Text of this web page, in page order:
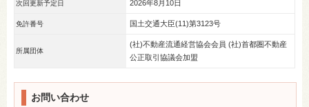
次回更新予定日 2026年8月10日
免許番号 国土交通大臣(11)第3123号
所属団体
(社)不動産流通経営協会会員 (社)首都圏不動産
公正取引協議会加盟
お問い合わせ